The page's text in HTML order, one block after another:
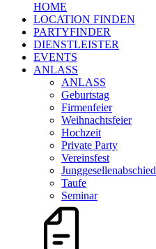
HOME
LOCATION FINDEN
PARTYFINDER
DIENSTLEISTER
EVENTS
ANLASS
ANLASS
Geburtstag
Firmenfeier
Weihnachtsfeier
Hochzeit
Private Party
Vereinsfest
Junggesellenabschied
Taufe
Seminar